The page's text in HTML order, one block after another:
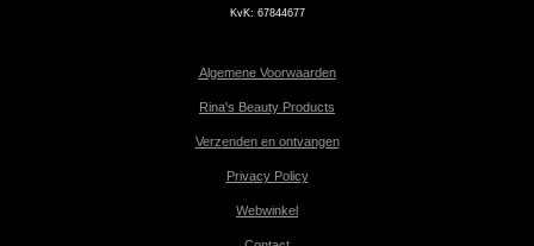
KvK: 67844677
Algemene Voorwaarden
Rina's Beauty Products
Verzenden en ontvangen
Privacy Policy
Webwinkel